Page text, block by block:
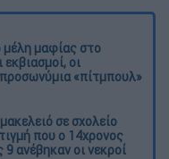
μαφίας στο
οι
«πίτμπουλ»
σε σχολείο
που ο 14χρονος
9 ανέβηκαν οι νεκροί